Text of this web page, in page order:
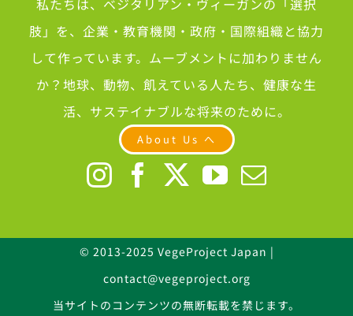
肢」を、企業・教育機関・政府・国際組織と協力
して作っています。ムーブメントに加わりません
か？地球、動物、飢えている人たち、健康な生
活、サステイナブルな将来のために。
About Us へ
© 2013-2025 VegeProject Japan |
contact@vegeproject.org
当サイトのコンテンツの無断転載を禁じます。